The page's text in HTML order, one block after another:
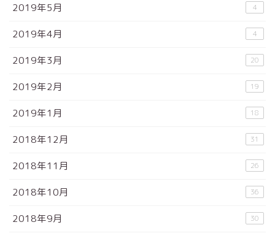
2019年5月 4
2019年4月 4
2019年3月 20
2019年2月 19
2019年1月 18
2018年12月 31
2018年11月 26
2018年10月 36
2018年9月 30